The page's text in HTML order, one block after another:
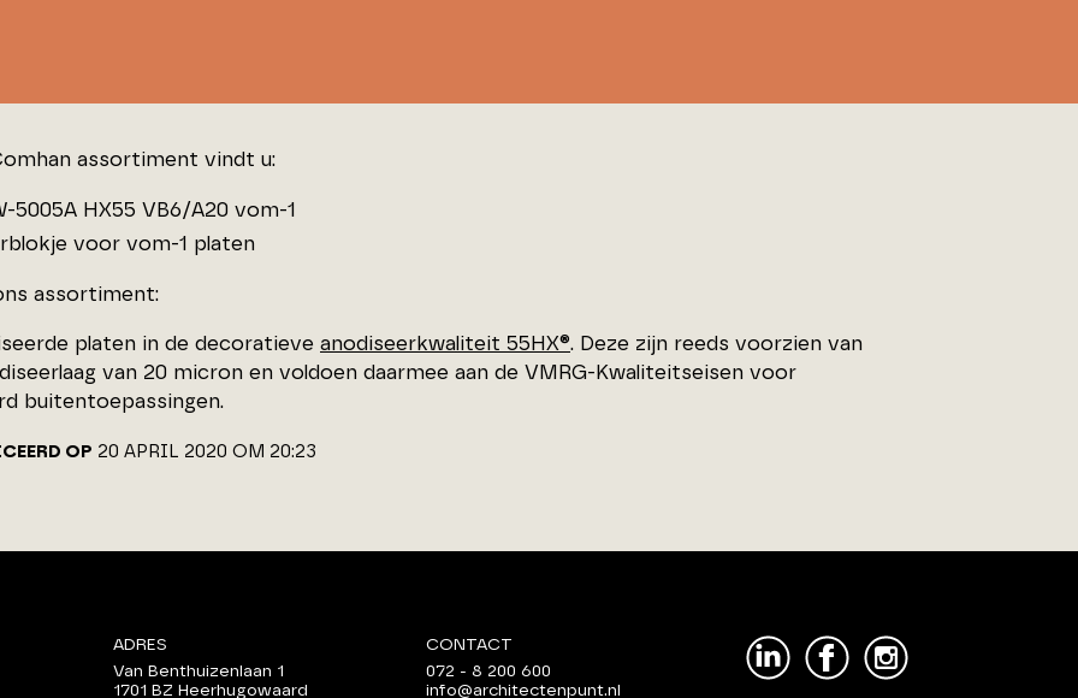
assortiment vindt u:
5005A HX55 VB6/A20 vom-1
voor vom-1 platen
assortiment:
platen in de decoratieve anodiseerkwaliteit 55HX®. Deze zijn reeds voorzien van
van 20 micron en voldoen daarmee aan de VMRG-Kwaliteitseisen voor
buitentoepassingen.
OP 20 APRIL 2020 OM 20:23
ADRES
Van Benthuizenlaan 1
1701 BZ Heerhugowaard
CONTACT
072 - 8 200 600
info@architectenpunt.nl